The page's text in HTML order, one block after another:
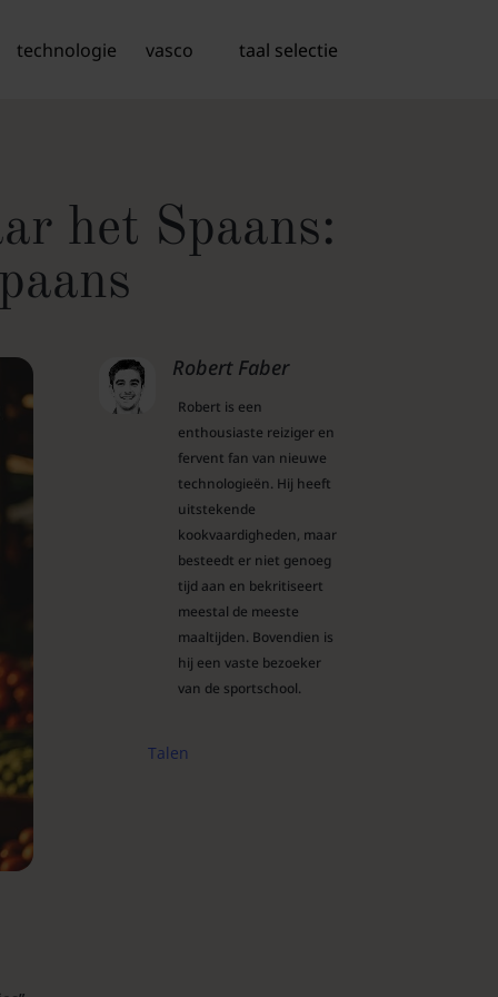
taal selectie
technologie vasco
het Spaans:
Robert Faber
Robert is een
enthousiaste reiziger en
fervent fan van nieuwe
technologieën. Hij heeft
uitstekende
kookvaardigheden, maar
besteedt er niet genoeg
tijd aan en bekritiseert
meestal de meeste
maaltijden. Bovendien is
hij een vaste bezoeker
van de sportschool.
Talen